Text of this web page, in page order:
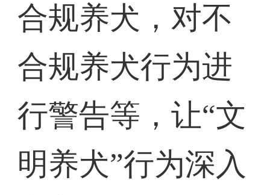
合规养犬，对不
合规养犬行为进
行警告等，让“文
明养犬”行为深入